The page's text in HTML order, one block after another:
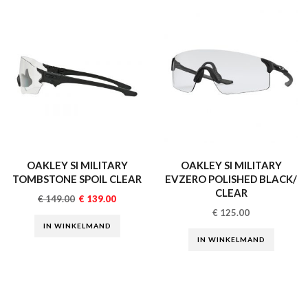
OAKLEY SI MILITARY
TOMBSTONE SPOIL CLEAR
€149.00 € 139.00
IN WINKELMAND
OAKLEY SI MILITARY
EVZERO POLISHED BLACK/
CLEAR
€ 125.00
IN WINKELMAND